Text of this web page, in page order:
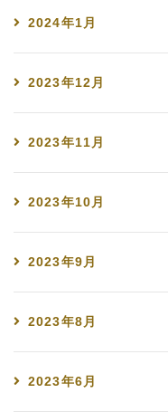
2024年1月
2023年12月
2023年11月
2023年10月
2023年9月
2023年8月
2023年6月